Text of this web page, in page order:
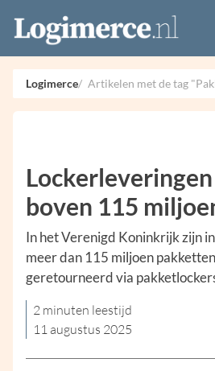
Vacatures
Events
Adverteren
Partners
Logimerce Artikelen met de tag
boven 115
In het Verenigd Koninkrijk zijn
meer dan 115 miljoen
geretourneerd via
2 minuten leestijd
11 augustus 2025